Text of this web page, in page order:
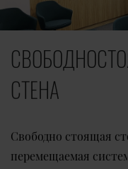
СТЕНА
Свободно стоящая
перемещаемая